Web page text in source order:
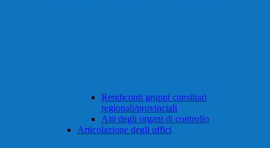
Rendiconti gruppi consiliari
regionali/provinciali
Atti degli organi di controllo
Articolazione degli uffici